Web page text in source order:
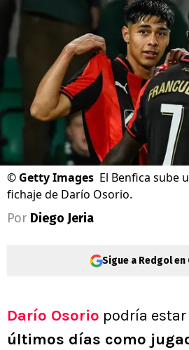
© Getty Images El Benfica sube
fichaje de Darío Osorio.
Por Diego Jeria
Sigue a Redgol en
Darío Osorio podría
últimos días como